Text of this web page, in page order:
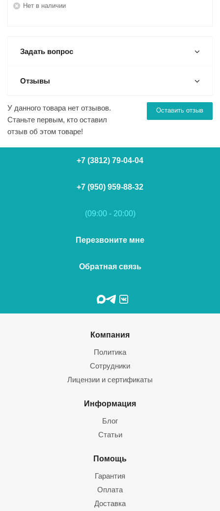
Нет в наличии
Задать вопрос
Отзывы
Оставить отзыв
У данного товара нет отзывов.
Станьте первым, кто оставил
отзыв об этом товаре!
+7 (3812) 79-04-04
+7 (950) 959-88-32
(09:00 - 20:00)
Перезвоните мне
Обратная связь
Компания
Политика
Сотрудники
Лицензии и сертификаты
Информация
Блог
Статьи
Помощь
Гарантия
Оплата
Доставка